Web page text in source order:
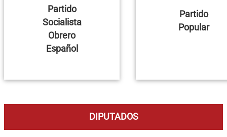
Partido
Socialista
Obrero
Español
Partido
Popular
DIPUTADOS